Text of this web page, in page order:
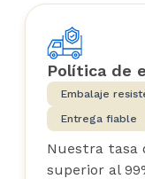
Política de
Embalaje
Entrega fiable
Nuestra tasa
superior al